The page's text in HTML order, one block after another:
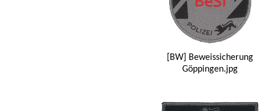
[BW] Beweissicherung
Göppingen.jpg